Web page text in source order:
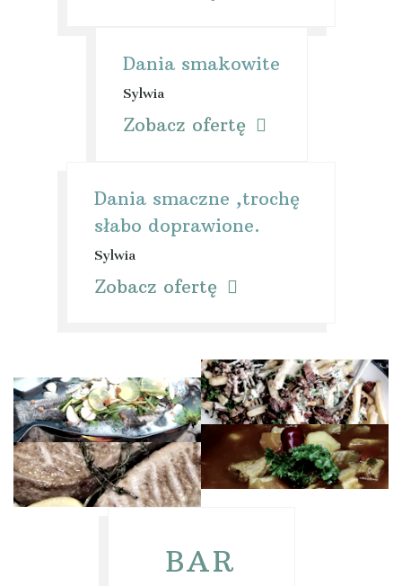
Dania smakowite
Sylwia
Zobacz ofertę
Dania smaczne ,trochę
słabo doprawione.
Sylwia
Zobacz ofertę
Wyróżnione pozycje
BAR